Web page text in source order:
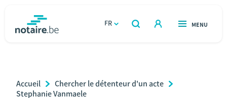
FR
OUVERT
RECHERCHER
OUVERT
MENU
Relations et vivre ensemble
Breadcrumb
Accueil
Chercher le détenteur d'un acte
Stephanie Vanmaele